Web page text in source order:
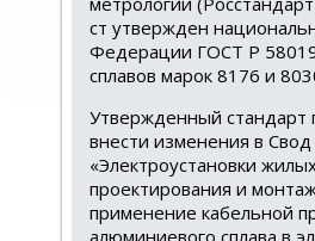
ст утвержден
Федерации ГОСТ Р
сплавов марок 8176 и
Утвержденный стандарт
внести изменения в
«Электроустановки
проектирования и
применение кабельной
алюминиевого сплава в